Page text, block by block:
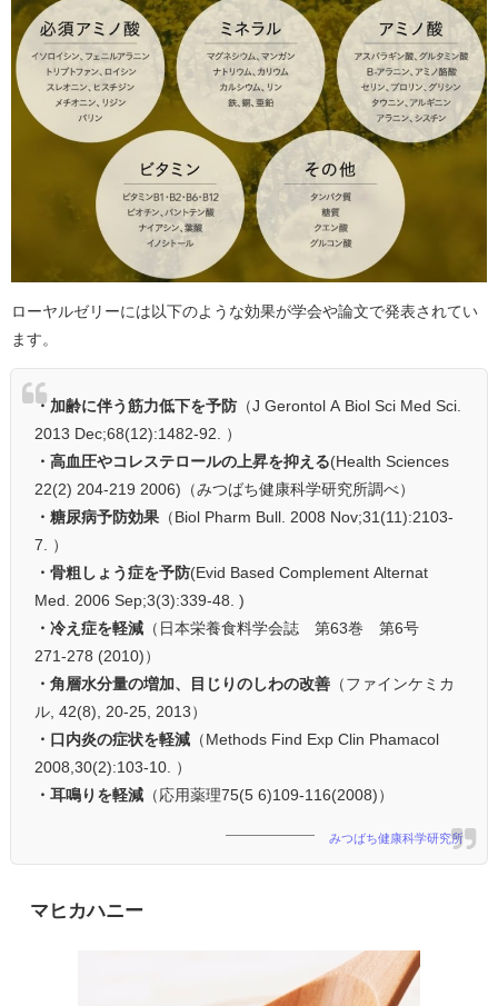
ローヤルゼリーには以下のような効果が学会や論文で発表されてい
ます。
・加齢に伴う筋力低下を予防 （J Gerontol A Biol Sci Med Sci.
2013 Dec;68(12):1482-92. ）
・高血圧やコレステロールの上昇を抑える(Health Sciences
22(2) 204-219 2006)（みつばち健康科学研究所調べ）
・糖尿病予防効果 （Biol Pharm Bull. 2008 Nov;31(11):2103-
7. ）
・骨粗しょう症を予防(Evid Based Complement Alternat
Med. 2006 Sep;3(3):339-48. )
・冷え症を軽減 （日本栄養食料学会誌 第63巻 第6号
271-278 (2010)）
・角層水分量の増加、目じりのしわの改善 （ファインケミカ
ル, 42(8), 20-25, 2013）
・口内炎の症状を軽減 （Methods Find Exp Clin Phamacol
2008,30(2):103-10. ）
・耳鳴りを軽減 （応用薬理75(5 6)109-116(2008)）
みつばち健康科学研究所
マヒカハニー